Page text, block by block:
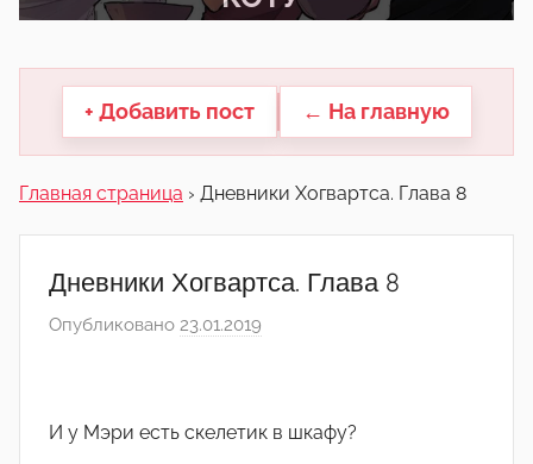
другие.
+ Добавить пост ← На главную
Главная страница › Дневники Хогвартса. Глава 8
Дневники Хогвартса. Глава 8
Опубликовано 23.01.2019
И у Мэри есть скелетик в шкафу?